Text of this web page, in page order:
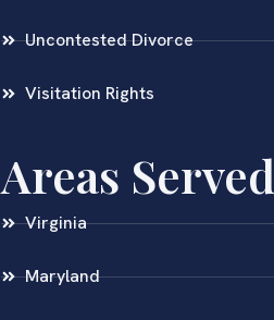
Uncontested Divorce
Visitation Rights
Areas Served
Virginia
Maryland